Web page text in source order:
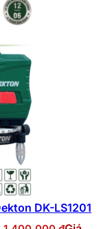
DK-LS1201